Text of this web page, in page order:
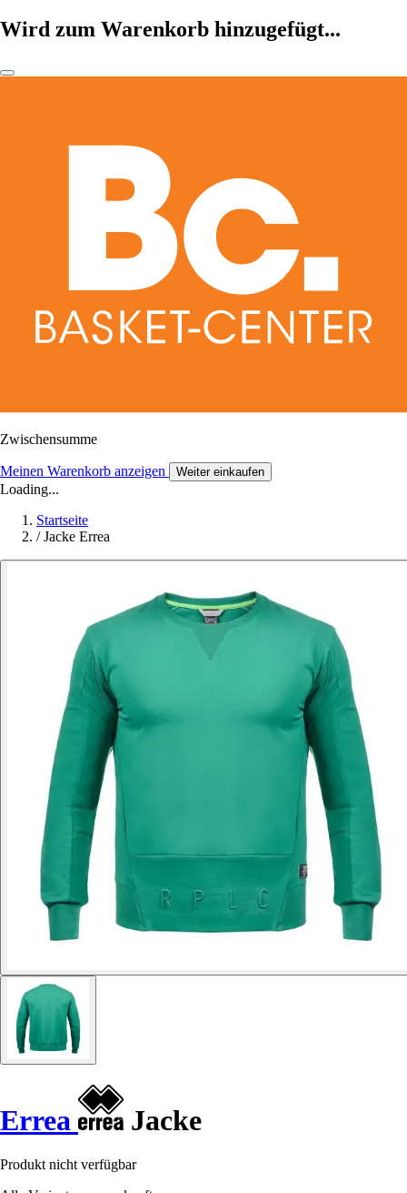
Wird zum Warenkorb hinzugefügt...
Zwischensumme
Meinen Warenkorb anzeigen Weiter einkaufen
Loading...
Startseite
/ Jacke Errea
Errea Jacke
Produkt nicht verfügbar